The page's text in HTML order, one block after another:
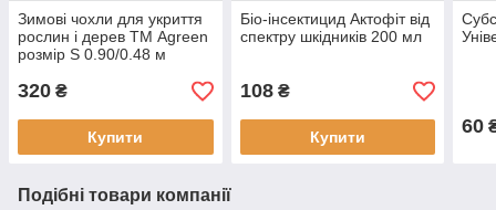
Зимові чохли для укриття
рослин і дерев ТМ Agreen
розмір S 0.90/0.48 м
320 ₴
Купити
Біо-інсектицид Актофіт від
спектру шкідників 200 мл
108₴
Купити 60
Подібні товари компанії